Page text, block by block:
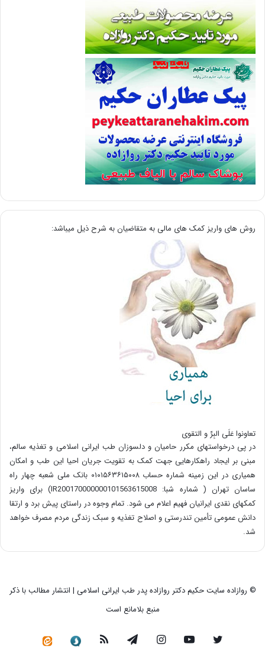
روش های واریز کمک های مالی به متقاضیان به شرح ذیل میباشد:
تعاونوا عَلَی البِرِّ و التقوی
در پی درخواستهای مکرر حامیان و دلسوزان طب ایرانی اسلامی و تغذیه سالم،
مبنی بر ایجاد راهکارهایی جهت کمک به تقویت جریان احیا این طب و امکان
همیاری در این زمینه شماره حساب ۰۱۰۱۵۶۳۶۱۵۰۰۸ بانک ملی شعبه چهار راه
ساسان تهران ( شماره شبا: IR200170000000101563615008) برای واریز
کمکهای نقدی ایرانیان فهیم اعلام می شود. تمام وجوه در راستای پیش برد و ارتقا
دانش عمومی تأمین تندرستی و اصلاح تغذیه و سبک زندگی مردم مصرف خواهد
شد.
© روازاده سایت حکیم دکتر روازاده پدر طب ایرانی اسلامی | انتشار مطالب با ذکر
منبع بلامانع است
توییتر یوتیوب اینستاگرامتلگرام خوراک سروش